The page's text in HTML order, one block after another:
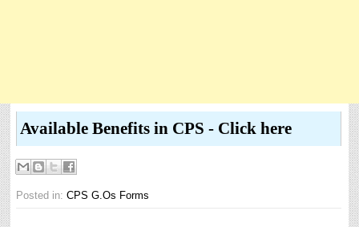
Available Benefits in CPS - Click here
Posted in:CPS G.Os Forms